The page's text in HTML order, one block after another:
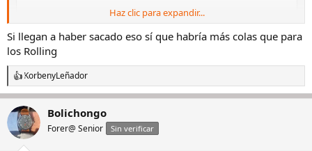
View this content on Instagram
Haz clic para expandir...
Si llegan a haber sacado eso sí que habría más colas que para
los Rolling
R
e
a
c
i
KorbenyLeñador
Bolichongo
Forer@ Senior Sin verificar